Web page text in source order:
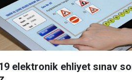
elektronik ehliyet sınav